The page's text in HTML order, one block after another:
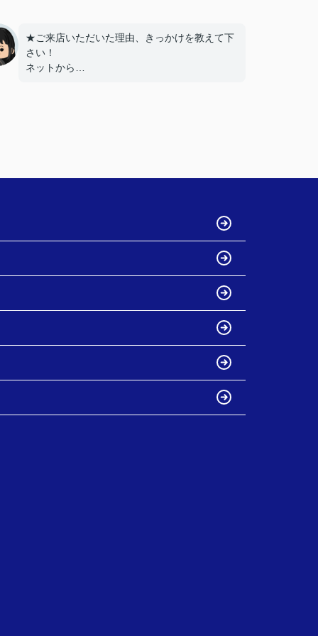
★ご来店いただいた理由、きっかけを教えて下
さい！
ネットから